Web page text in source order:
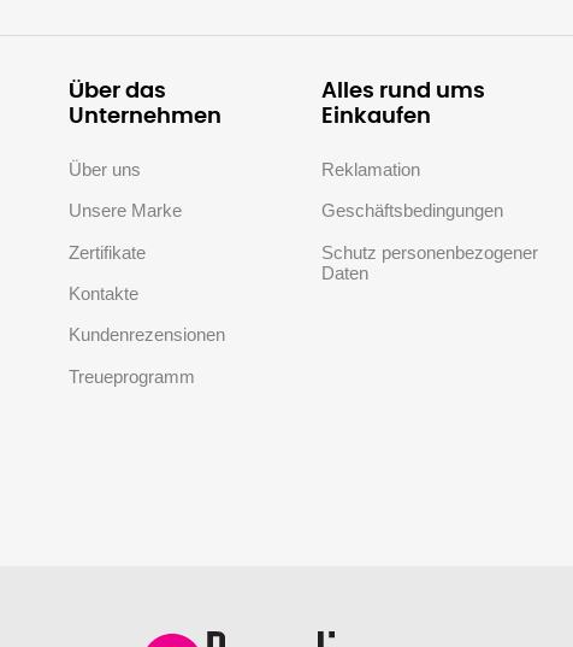
Über das
Unternehmen
Über uns
Unsere Marke
Zertifikate
Kontakte
Kundenrezensionen
Treueprogramm
Alles rund ums
Einkaufen
Reklamation
Geschäftsbedingungen
Schutz personenbezogener
Daten